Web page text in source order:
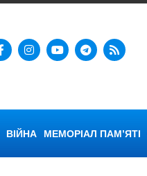
ВІЙНА МЕМОРІАЛ ПАМ’ЯТІ